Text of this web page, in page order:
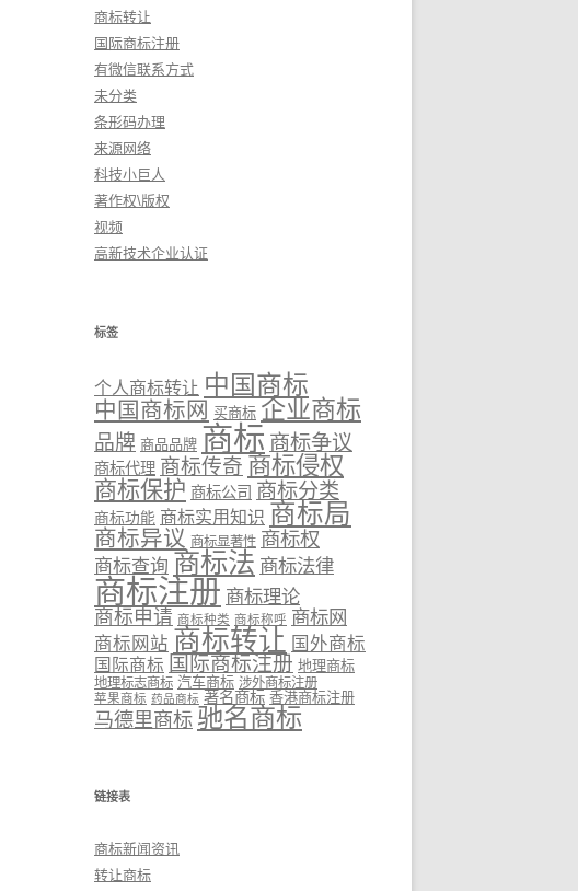
商标转让
国际商标注册
有微信联系方式
未分类
条形码办理
来源网络
科技小巨人
著作权\版权
视频
高新技术企业认证
标签
个人商标转让 中国商标
中国商标网 买商标 企业商标
品牌 商品品牌 商标 商标争议
商标代理 商标传奇 商标侵权
商标保护 商标公司 商标分类
商标功能 商标实用知识 商标局
商标异议 商标显著性 商标权
商标查询 商标法 商标法律
商标注册 商标理论
商标申请 商标种类 商标称呼 商标网
商标网站 商标转让 国外商标
国际商标 国际商标注册 地理商标
地理标志商标 汽车商标 涉外商标注册
苹果商标 药品商标 著名商标 香港商标注册
马德里商标 驰名商标
链接表
商标新闻资讯
转让商标